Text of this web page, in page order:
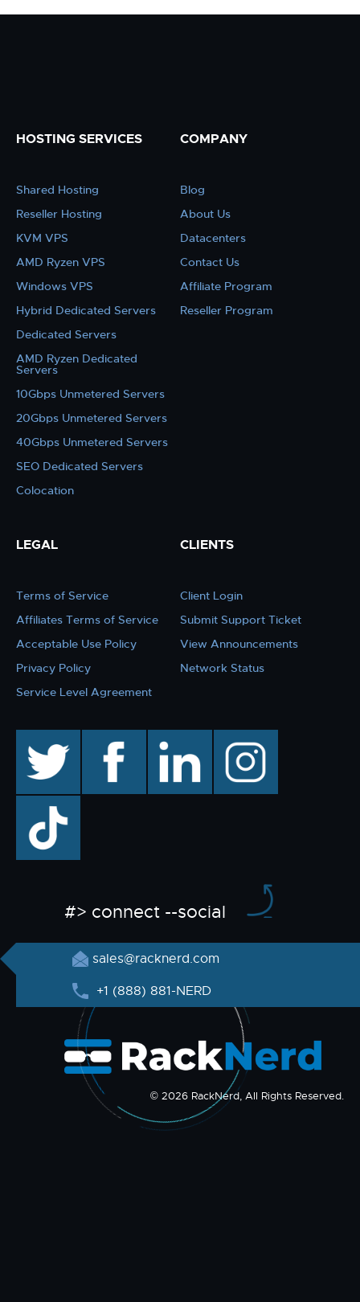
HOSTING SERVICES
Shared Hosting
Reseller Hosting
KVM VPS
AMD Ryzen VPS
Windows VPS
Hybrid Dedicated Servers
Dedicated Servers
AMD Ryzen Dedicated
Servers
10Gbps Unmetered Servers
20Gbps Unmetered Servers
40Gbps Unmetered Servers
SEO Dedicated Servers
Colocation
COMPANY
Blog
About Us
Datacenters
Contact Us
Affiliate Program
Reseller Program
LEGAL
Terms of Service
Affiliates Terms of Service
Acceptable Use Policy
Privacy Policy
Service Level Agreement
CLIENTS
Client Login
Submit Support Ticket
View Announcements
Network Status
facebook linkedin instagram
TikTok
#> connect --social
sales@racknerd.com
+1 (888) 881-NERD
© 2026 RackNerd, All Rights Reserved.